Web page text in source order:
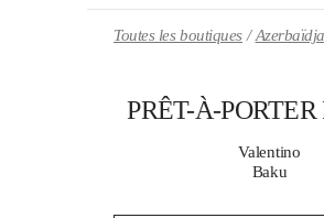
Toutes les boutiques
PRÊT-À-
Valentino
Baku